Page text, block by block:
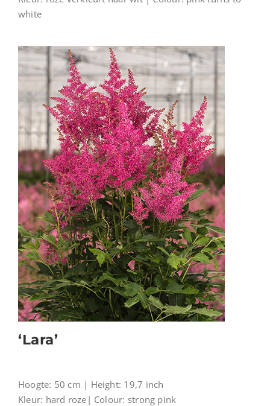
white
‘Lara’
Hoogte: 50 cm | Height: 19,7 inch
Kleur: hard roze| Colour: strong pink